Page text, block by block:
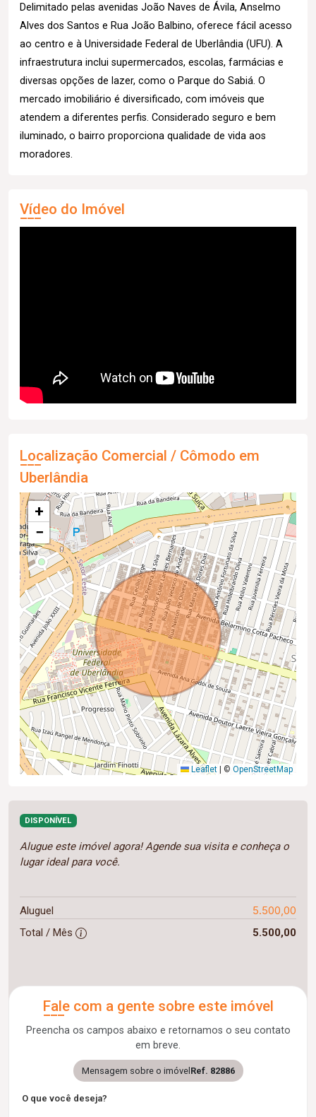
Delimitado pelas avenidas João Naves de Ávila, Anselmo
Alves dos Santos e Rua João Balbino, oferece fácil acesso
ao centro e à Universidade Federal de Uberlândia (UFU). A
infraestrutura inclui supermercados, escolas, farmácias e
diversas opções de lazer, como o Parque do Sabiá. O
mercado imobiliário é diversificado, com imóveis que
atendem a diferentes perfis. Considerado seguro e bem
iluminado, o bairro proporciona qualidade de vida aos
moradores.
Vídeo do Imóvel
Localização Comercial / Cômodo em
Uberlândia
+
−
Leaflet | © OpenStreetMap
DISPONÍVEL
Alugue este imóvel agora! Agende sua visita e conheça o
lugar ideal para você.
Aluguel 5.500,00
Total / Mês 5.500,00
Fale com a gente sobre este imóvel
Preencha os campos abaixo e retornamos o seu contato
em breve.
Mensagem sobre o imóvelRef. 82886
O que você deseja?